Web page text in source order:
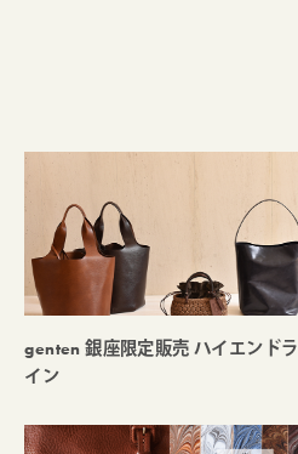
genten 銀座限定販売 ハイエンドラ
イン